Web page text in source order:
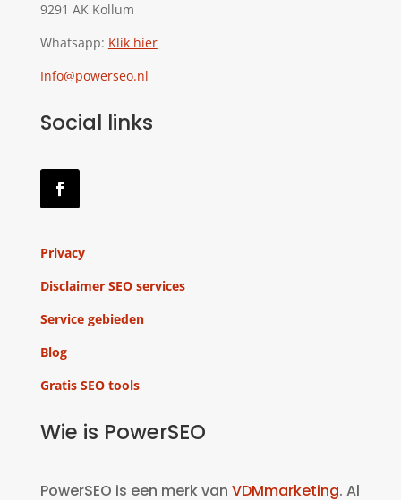
9291 AK Kollum
Whatsapp: Klik hier
Info@powerseo.nl
Social links
Privacy
Disclaimer SEO services
Service gebieden
Blog
Gratis SEO tools
Wie is PowerSEO
PowerSEO is een merk van VDMmarketing. Al